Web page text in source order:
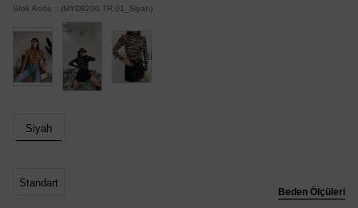
Stok Kodu (MYD9200.TR.01_Siyah)
Tükendi
Beden Ölçüleri
Siyah
Standart